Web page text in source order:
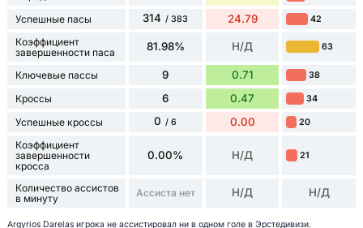
Успешные пасы 314 / 383 24.79 42
Коэффициент
завершенности паса
81.98% Н/Д 63
Ключевые пассы 9 0.71 38
Кроссы 6 0.47 34
Успешные кроссы 0 / 6 0.00 20
Коэффициент
завершенности
кросса
0.00% Н/Д 21
Количество ассистов
в минуту
Ассиста нет Н/Д Н/Д
Argyrios Darelas игрока не ассистировал ни в одном голе в Эрстедивизи.